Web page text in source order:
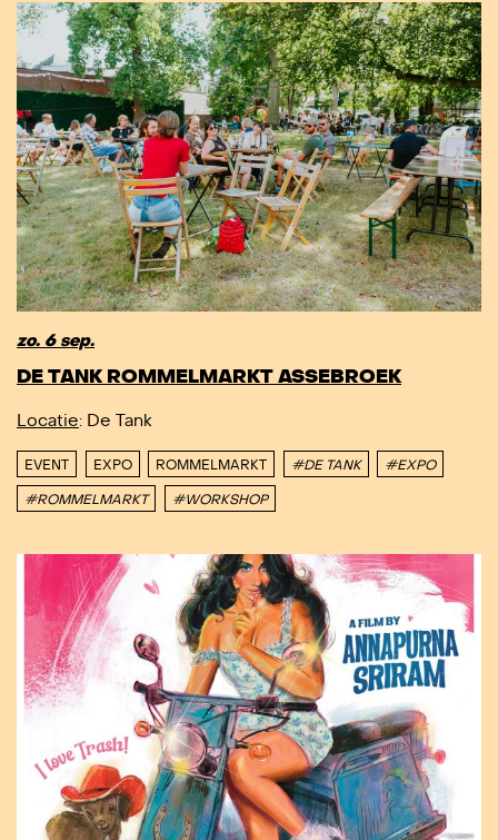
zo. 6 sep.
DE TANK ROMMELMARKT ASSEBROEK
Locatie: De Tank
EVENT EXPO ROMMELMARKT #DE TANK #EXPO
#ROMMELMARKT #WORKSHOP